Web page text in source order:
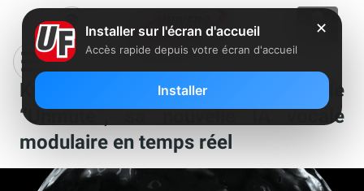
Kyutai (Xavier Niel/Iliad) dévoile
“Unmute”, sa nouvelle IA vocale
modulaire en temps réel
✕
Installer sur l'écran d'accueil
Accès rapide depuis votre écran d'accueil
Installer